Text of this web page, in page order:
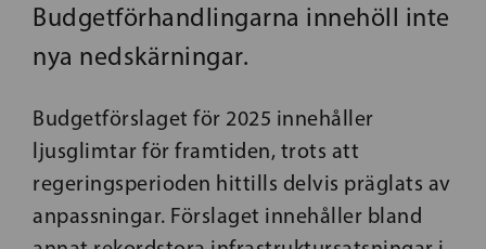
Budgetförhandlingarna innehöll inte
nya nedskärningar.
Budgetförslaget för 2025 innehåller
ljusglimtar för framtiden, trots att
regeringsperioden hittills delvis präglats av
anpassningar. Förslaget innehåller bland